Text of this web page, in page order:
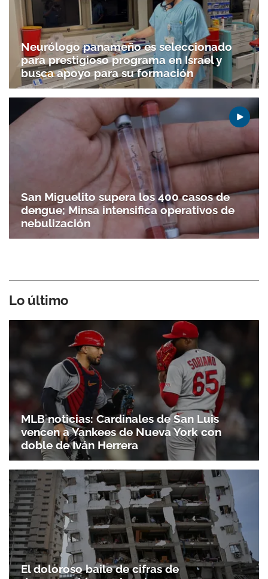
Neurólogo panameño es seleccionado
para prestigioso programa en Israel y
busca apoyo para su formación
San Miguelito supera los 400 casos de
dengue; Minsa intensifica operativos de
nebulización
Lo último
MLB noticias: Cardinales de San Luis
vencen a Yankees de Nueva York con
doble de Iván Herrera
El doloroso baile de cifras de